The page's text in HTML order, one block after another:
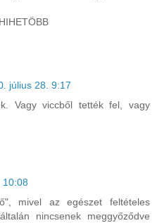
július 28. 9:17
Vagy viccből tették fel, vagy
10:08
mivel az egészet feltételes
nincsenek meggyőződve